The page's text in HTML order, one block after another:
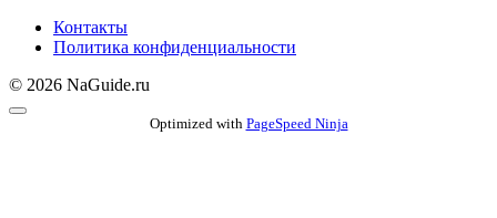
Контакты
Политика конфиденциальности
© 2026 NaGuide.ru
Optimized with PageSpeed Ninja